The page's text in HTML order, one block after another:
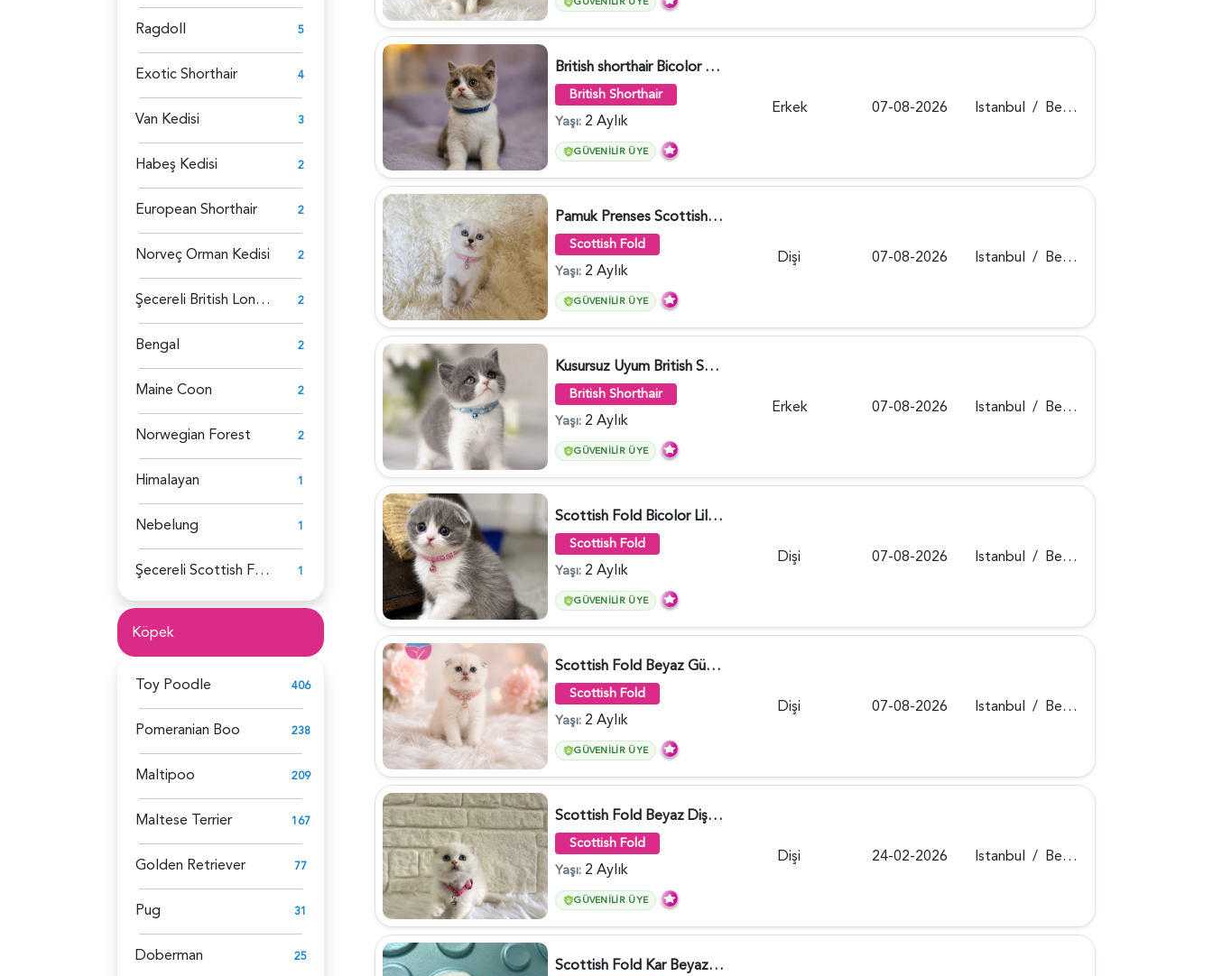
Ragdoll 5
Exotic Shorthair 4
Van Kedisi 3
Habeş Kedisi 2
European Shorthair 2
Norveç Orman Kedisi 2
Şecereli British Longhair 2
Bengal 2
Maine Coon 2
Norwegian Forest 2
Himalayan 1
Nebelung 1
Şecereli Scottish Fold 1
Köpek
Toy Poodle 406
Pomeranian Boo 238
Maltipoo 209
Maltese Terrier 167
Golden Retriever 77
Pug 31
Doberman 25
British shorthair Bicolor Lilac Erkek - 5905
British Shorthair
Yaşı: 2 Aylık
GÜVENILIR ÜYE
Erkek 07-08-2026 Istanbul / Beykoz
Pamuk Prenses Scottish Fold Maviş Yavrumuz - 6009
Scottish Fold
Yaşı: 2 Aylık
GÜVENILIR ÜYE
Dişi 07-08-2026 Istanbul / Beykoz
Kusursuz Uyum British Shorthair Bi Color Erkek - 6011
British Shorthair
Yaşı: 2 Aylık
GÜVENILIR ÜYE
Erkek 07-08-2026 Istanbul / Beykoz
Scottish Fold Bicolor Lilac Dişi - 6014
Scottish Fold
Yaşı: 2 Aylık
GÜVENILIR ÜYE
Dişi 07-08-2026 Istanbul / Beykoz
Scottish Fold Beyaz Güzellik 2 Aylık - 4690
Scottish Fold
Yaşı: 2 Aylık
GÜVENILIR ÜYE
Dişi 07-08-2026 Istanbul / Beykoz
Scottish Fold Beyaz Dişi Baby Face 2 Aylık - 3704
Scottish Fold
Yaşı: 2 Aylık
GÜVENILIR ÜYE
Dişi 24-02-2026 Istanbul / Beykoz
Scottish Fold Kar Beyazı Dişi 2 Aylık - 2980